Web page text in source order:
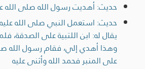
حديث: أهديت رسول الله صلى الله
حديث: استعمل النبي صلى الله
يقال له: ابن اللتبية على الصدقة،
وهذا أهدي إلي، فقام رسول الله
على المنبر فحمد الله وأثنى عليه